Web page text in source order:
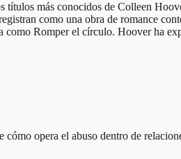
más conocidos de Colleen
como una obra de romance
Romper el círculo. Hoover ha
opera el abuso dentro de